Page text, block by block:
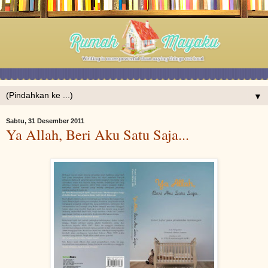
▼
Sabtu, 31 Desember 2011
Ya Allah, Beri Aku Satu Saja...